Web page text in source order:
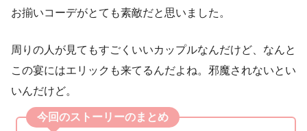
お揃いコーデがとても素敵だと思いました。
周りの人が見てもすごくいいカップルなんだけど、なんと
この宴にはエリックも来てるんだよね。邪魔されないとい
いんだけど。
今回のストーリーのまとめ